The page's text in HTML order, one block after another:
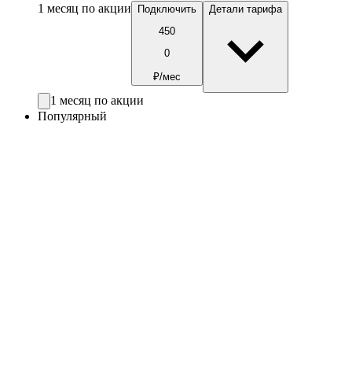
1 месяц по акции
Подключить
450
0
₽/мес
Детали тарифа
1 месяц по акции
Популярный